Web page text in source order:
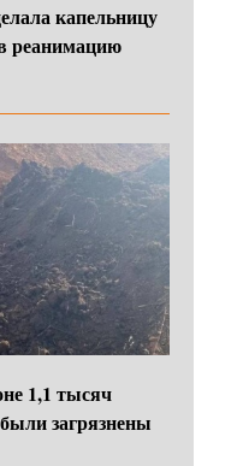
капельницу
реанимацию
1,1 тысяч
загрязнены